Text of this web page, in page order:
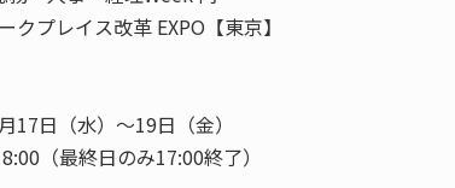
クプレイス改革 EXPO【東京】
17日（水）～19日（金）
（最終日のみ17:00終了）